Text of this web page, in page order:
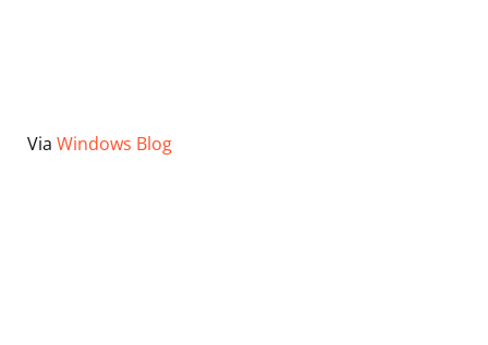
Via Windows Blog